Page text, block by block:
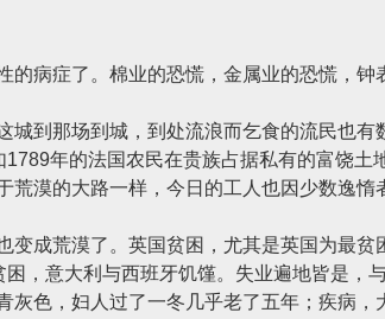
病症了。棉业的恐慌，金属业的恐慌，钟
到那场到城，到处流浪而乞食的流民也有
年的法国农民在贵族占据私有的富饶土
荒漠的大路一样，今日的工人也因少数逸惰
成荒漠了。英国贫困，尤其是英国为最贫
，意大利与西班牙饥馑。失业遍地皆是，
色，妇人过了一冬几乎老了五年；疾病，